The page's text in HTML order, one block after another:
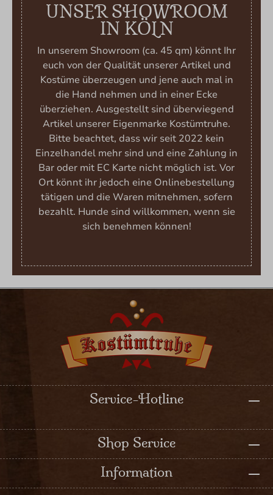
UNSER SHOWROOM
IN KÖLN
In unserem Showroom (ca. 45 qm) könnt Ihr
euch von der Qualität unserer Artikel und
Kostüme überzeugen und jene auch mal in
die Hand nehmen und in einer Ecke
überziehen. Ausgestellt sind überwiegend
Artikel unserer Eigenmarke Kostümtruhe.
Bitte beachtet, dass wir seit 2022 kein
Einzelhandel mehr sind und eine Zahlung in
Bar oder mit EC Karte nicht möglich ist. Vor
Ort könnt ihr jedoch eine Onlinebestellung
tätigen und die Waren mitnehmen, sofern
bezahlt. Hunde sind willkommen, wenn sie
sich benehmen können!
Service-Hotline
Shop Service
Information